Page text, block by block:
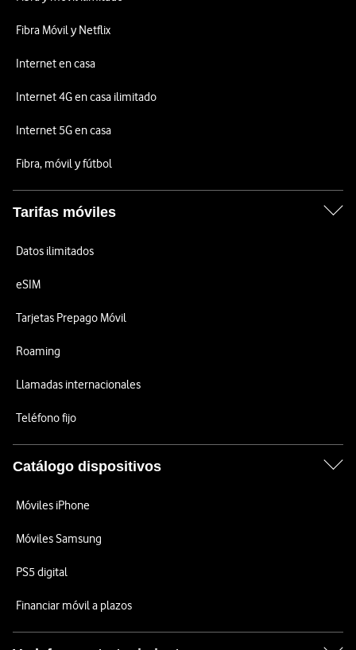
Fibra Móvil y Netflix
Internet en casa
Internet 4G en casa ilimitado
Internet 5G en casa
Fibra, móvil y fútbol
Tarifas móviles
Datos ilimitados
eSIM
Tarjetas Prepago Móvil
Roaming
Llamadas internacionales
Teléfono fijo
Catálogo dispositivos
Móviles iPhone
Móviles Samsung
PS5 digital
Financiar móvil a plazos